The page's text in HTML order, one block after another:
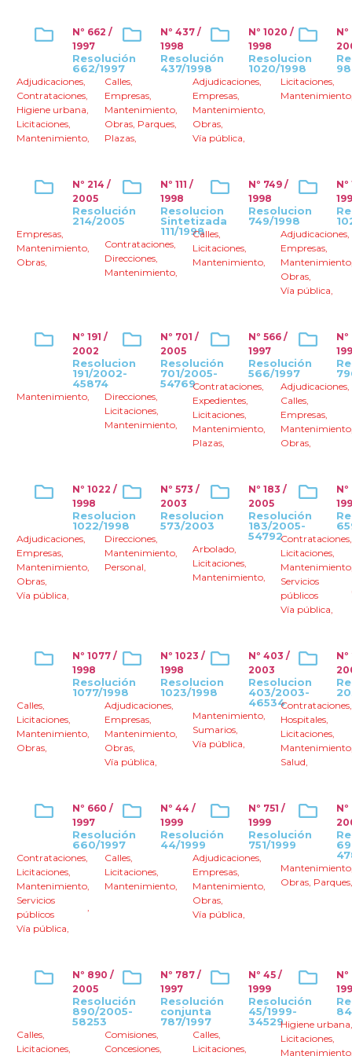
Nº 662 /
1997
Resolución
662/1997
Adjudicaciones,
Contrataciones,
Higiene urbana,
Licitaciones,
Mantenimiento,
Nº 437 /
1998
Resolución
437/1998
Calles,
Empresas,
Mantenimiento,
Obras, Parques,
Plazas,
Nº 1020 /
1998
Resolucion
1020/1998
Adjudicaciones,
Empresas,
Mantenimiento,
Obras,
Vía pública,
Licitaciones,
Mantenimiento
Nº 214 /
2005
Resolución
214/2005
Empresas,
Mantenimiento,
Obras,
Nº 111 /
1998
Resolucion
Sintetizada
111/1998
Contrataciones,
Direcciones,
Mantenimiento,
Nº 749 /
1998
Resolucion
749/1998
Calles,
Licitaciones,
Mantenimiento,
Nº
Adjudicaciones,
Empresas,
Mantenimiento
Obras,
Vía pública,
Nº 191 /
2002
Resolucion
191/2002-
45874
Mantenimiento,
Nº 701 /
2005
Resolución
701/2005-
54769
Direcciones,
Licitaciones,
Mantenimiento,
Nº 566 /
1997
Resolución
566/1997
Contrataciones,
Expedientes,
Licitaciones,
Mantenimiento,
Plazas,
Adjudicaciones,
Calles,
Empresas,
Mantenimiento
Obras,
Nº 1022 /
1998
Resolucion
1022/1998
Adjudicaciones,
Empresas,
Mantenimiento,
Obras,
Vía pública,
Nº 573 /
2003
Resolucion
573/2003
Direcciones,
Mantenimiento,
Personal,
Nº 183 /
2005
Resolución
183/2005-
54792
Arbolado,
Licitaciones,
Mantenimiento,
Contrataciones
Licitaciones,
Mantenimiento
Servicios
públicos
Vía pública,
Nº 1077 /
1998
Resolución
1077/1998
Calles,
Licitaciones,
Mantenimiento,
Obras,
Nº 1023 /
1998
Resolucion
1023/1998
Adjudicaciones,
Empresas,
Mantenimiento,
Obras,
Vía pública,
Nº 403 /
2003
Resolucion
403/2003-
46534
Mantenimiento,
Sumarios,
Vía pública,
Contrataciones
Hospitales,
Licitaciones,
Mantenimiento
Salud,
Nº 660 /
1997
Resolución
660/1997
Contrataciones,
Licitaciones,
Mantenimiento,
Servicios
públicos
,
Vía pública,
Nº 44 /
1999
Resolución
44/1999
Calles,
Licitaciones,
Mantenimiento,
Nº 751 /
1999
Resolución
751/1999
Adjudicaciones,
Empresas,
Mantenimiento,
Obras,
Vía pública,
Mantenimiento
Obras, Parques
Nº 890 /
2005
Resolución
890/2005-
58253
Calles,
Licitaciones,
Nº 787 /
1997
Resolución
conjunta
787/1997
Comisiones,
Concesiones,
Nº 45 /
1999
Resolución
45/1999-
34529
Calles,
Licitaciones,
Higiene urbana
Licitaciones,
Mantenimiento